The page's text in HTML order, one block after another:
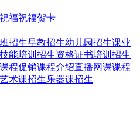
福祝福贺卡
招生早教招生幼儿园招生课业
能培训招生资格证书培训招生
课程促销课程介绍直播网课课程
艺术课招生乐器课招生